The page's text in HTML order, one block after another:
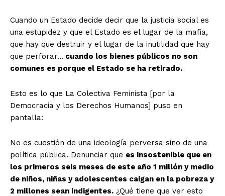
Cuando un Estado decide decir que la justicia social es
una estupidez y que el Estado es el lugar de la mafia,
que hay que destruir y el lugar de la inutilidad que hay
que perforar… cuando los bienes públicos no son
comunes es porque el Estado se ha retirado.
Esto es lo que La Colectiva Feminista [por la
Democracia y los Derechos Humanos] puso en
pantalla:
No es cuestión de una ideología perversa sino de una
política pública. Denunciar que es insostenible que en
los primeros seis meses de este año 1 millón y medio
de niños, niñas y adolescentes caigan en la pobreza y
2 millones sean indigentes. ¿Qué tiene que ver esto